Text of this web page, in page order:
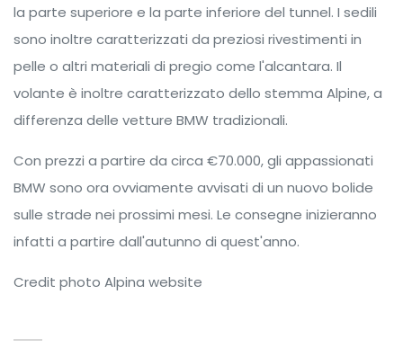
la parte superiore e la parte inferiore del tunnel. I sedili
sono inoltre caratterizzati da preziosi rivestimenti in
pelle o altri materiali di pregio come l'alcantara. Il
volante è inoltre caratterizzato dello stemma Alpine, a
differenza delle vetture BMW tradizionali.
Con prezzi a partire da circa €70.000, gli appassionati
BMW sono ora ovviamente avvisati di un nuovo bolide
sulle strade nei prossimi mesi. Le consegne inizieranno
infatti a partire dall'autunno di quest'anno.
Credit photo Alpina website